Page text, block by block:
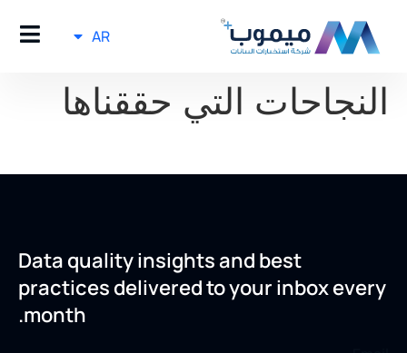
AR
النجاحات التي حققناها
Data quality insights and best
practices delivered to your inbox every
month.